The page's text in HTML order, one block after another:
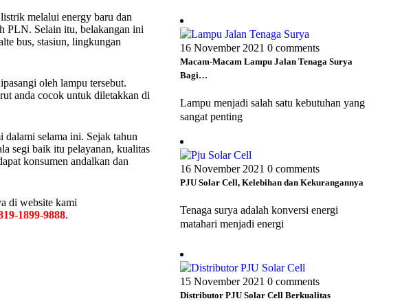
melalui energy baru dan
PLN. Selain itu, belakangan ini
bus, stasiun, lingkungan
oleh lampu tersebut.
anda cocok untuk diletakkan di
selama ini. Sejak tahun
segi baik itu pelayanan, kualitas
konsumen andalkan dan
di website kami
1899-9888.
16 November 2021 0 comments
Macam-Macam Lampu Jalan Tenaga Surya
Bagi…
Lampu menjadi salah satu kebutuhan yang
sangat penting
16 November 2021 0 comments
PJU Solar Cell, Kelebihan dan Kekurangannya
Tenaga surya adalah konversi energi
matahari menjadi energi
15 November 2021 0 comments
Distributor PJU Solar Cell Berkualitas